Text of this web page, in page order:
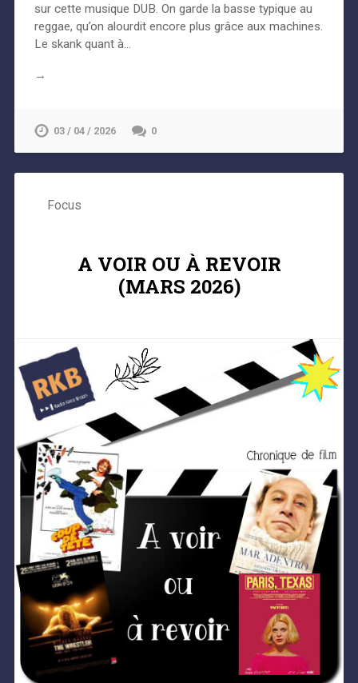
sur cette musique DUB. On garde la basse typique au
reggae, qu’on alourdit encore plus grâce aux machines.
Le skank quant à…
→
03 / 04 / 2026 0
Focus
A VOIR OU À REVOIR
(MARS 2026)